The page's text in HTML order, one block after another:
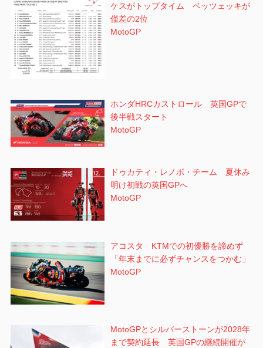
ケスがトップタイム ベッツェッキが
僅差の2位
MotoGP
ホンダHRCカストロール 英国GPで
後半戦スタート
MotoGP
ドゥカティ・レノボ・チーム 夏休み
明け初戦の英国GPへ
MotoGP
アコスタ KTMでの初優勝を諦めず
「年末までに必ずチャンスをつかむ」
MotoGP
MotoGPとシルバーストーンが2028年
まで契約延長 英国GPの継続開催が